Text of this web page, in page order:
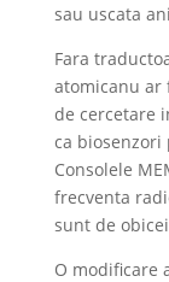
sau uscata
Fara
atomicanu ar
de cercetare
ca
Consolele
frecventa
sunt de
O modificare